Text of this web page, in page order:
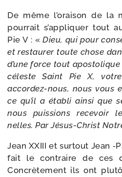
De même l’o­rai­son de la
pour­rait s’ap­pli­quer tout
Pie V : «Dieu, qui pour
et res­tau­rer toute chose
d’une force tout apos­to­lique
céleste Saint Pie X,
accordez-​nous, nous vous
ce qu’il a éta­bli ain­si que
nous puis­sions rece­voir
nelles. Par Jésus-​Christ
Jean XXIII et sur­tout Jean
fait le contraire de ces
Concrètement ils ont